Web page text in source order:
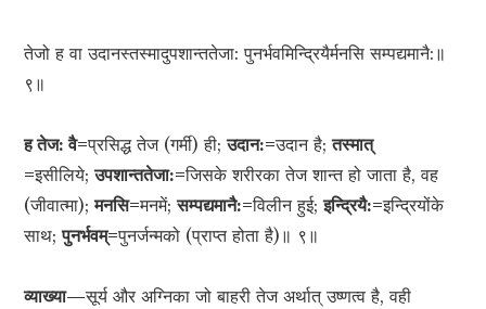
तेजो ह वा उदानस्तस्मादुपशान्ततेजा: पुनर्भवमिन्द्रियैर्मनसि सम्पद्यमानै:॥
९॥
ह तेज: वै=प्रसिद्ध तेज (गर्मी) ही;उदान:=उदान है;तस्मात्
=इसीलिये;उपशान्ततेजा:=जिसके शरीरका तेज शान्त हो जाता है, वह
(जीवात्मा);मनसि=मनमें;सम्पद्यमानै:=विलीन हुई;इन्द्रियै:=इन्द्रियोंके
साथ;पुनर्भवम्=पुनर्जन्मको (प्राप्त होता है)॥ ९॥
व्याख्या—सूर्य और अग्निका जो बाहरी तेज अर्थात् उष्णत्व है, वही